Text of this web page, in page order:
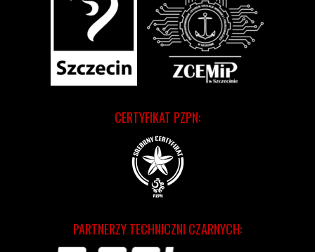
CERTYFIKAT PZPN:
PARTNERZY TECHNICZNI CZARNYCH: